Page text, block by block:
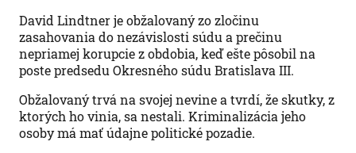
David Lindtner je obžalovaný zo zločinu
zasahovania do nezávislosti súdu a prečinu
nepriamej korupcie z obdobia, keď ešte pôsobil na
poste predsedu Okresného súdu Bratislava III.
Obžalovaný trvá na svojej nevine a tvrdí, že skutky, z
ktorých ho vinia, sa nestali. Kriminalizácia jeho
osoby má mať údajne politické pozadie.